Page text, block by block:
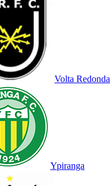
Volta Redonda
Ypiranga